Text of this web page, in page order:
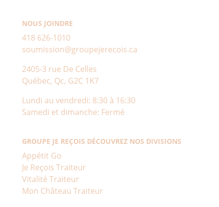
NOUS JOINDRE
418 626-1010
soumission@groupejerecois.ca
2405-3 rue De Celles
Québec, Qc, G2C 1K7
Lundi au vendredi: 8:30 à 16:30
Samedi et dimanche: Fermé
GROUPE JE REÇOIS DÉCOUVREZ NOS DIVISIONS
Appétit Go
Je Reçois Traiteur
Vitalité Traiteur
Mon Château Traiteur